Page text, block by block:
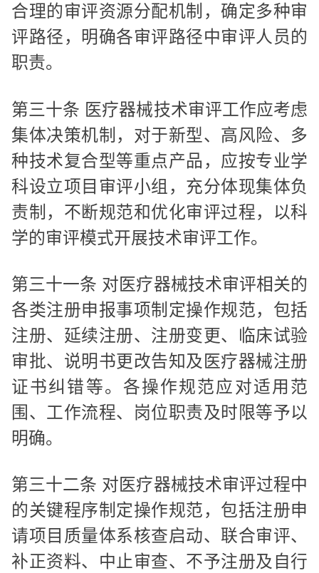
合理的审评资源分配机制，确定多种审
评路径，明确各审评路径中审评人员的
职责。
第三十条 医疗器械技术审评工作应考虑
集体决策机制，对于新型、高风险、多
种技术复合型等重点产品，应按专业学
科设立项目审评小组，充分体现集体负
责制，不断规范和优化审评过程，以科
学的审评模式开展技术审评工作。
第三十一条 对医疗器械技术审评相关的
各类注册申报事项制定操作规范，包括
注册、延续注册、注册变更、临床试验
审批、说明书更改告知及医疗器械注册
证书纠错等。各操作规范应对适用范
围、工作流程、岗位职责及时限等予以
明确。
第三十二条 对医疗器械技术审评过程中
的关键程序制定操作规范，包括注册申
请项目质量体系核查启动、联合审评、
补正资料、中止审查、不予注册及自行